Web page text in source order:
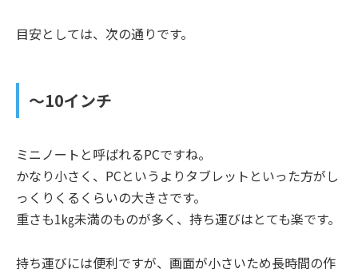
目安としては、次の通りです。
～10インチ
ミニノートと呼ばれるPCですね。
かなり小さく、PCというよりタブレットといった方がし
っくりくるくらいの大きさです。
重さも1㎏未満のものが多く、持ち運びはとても楽です。
持ち運びには便利ですが、画面が小さいため長時間の作